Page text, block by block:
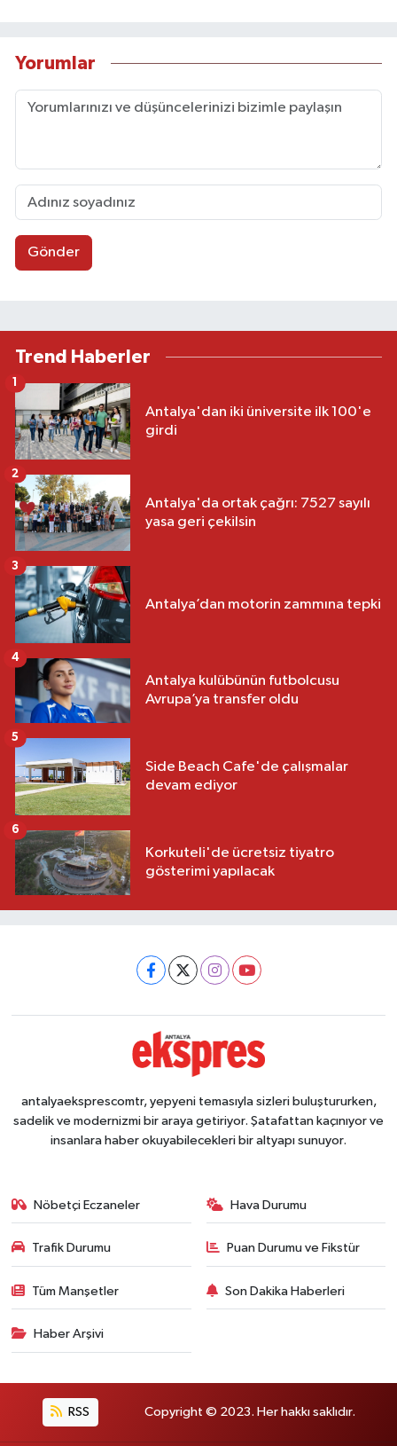
Yorumlar
Gönder
Trend Haberler
Antalya'dan iki üniversite ilk 100'e
girdi
1
Antalya'da ortak çağrı: 7527 sayılı
yasa geri çekilsin
2
Antalya’dan motorin zammına tepki
3
Antalya kulübünün futbolcusu
Avrupa’ya transfer oldu
4
Side Beach Cafe'de çalışmalar
devam ediyor
5
Korkuteli'de ücretsiz tiyatro
gösterimi yapılacak
6
antalyaeksprescomtr, yepyeni temasıyla sizleri buluştururken,
sadelik ve modernizmi bir araya getiriyor. Şatafattan kaçınıyor ve
insanlara haber okuyabilecekleri bir altyapı sunuyor.
Nöbetçi Eczaneler Hava Durumu
Trafik Durumu Puan Durumu ve Fikstür
Tüm Manşetler Son Dakika Haberleri
Haber Arşivi
RSS Copyright © 2023. Her hakkı saklıdır.